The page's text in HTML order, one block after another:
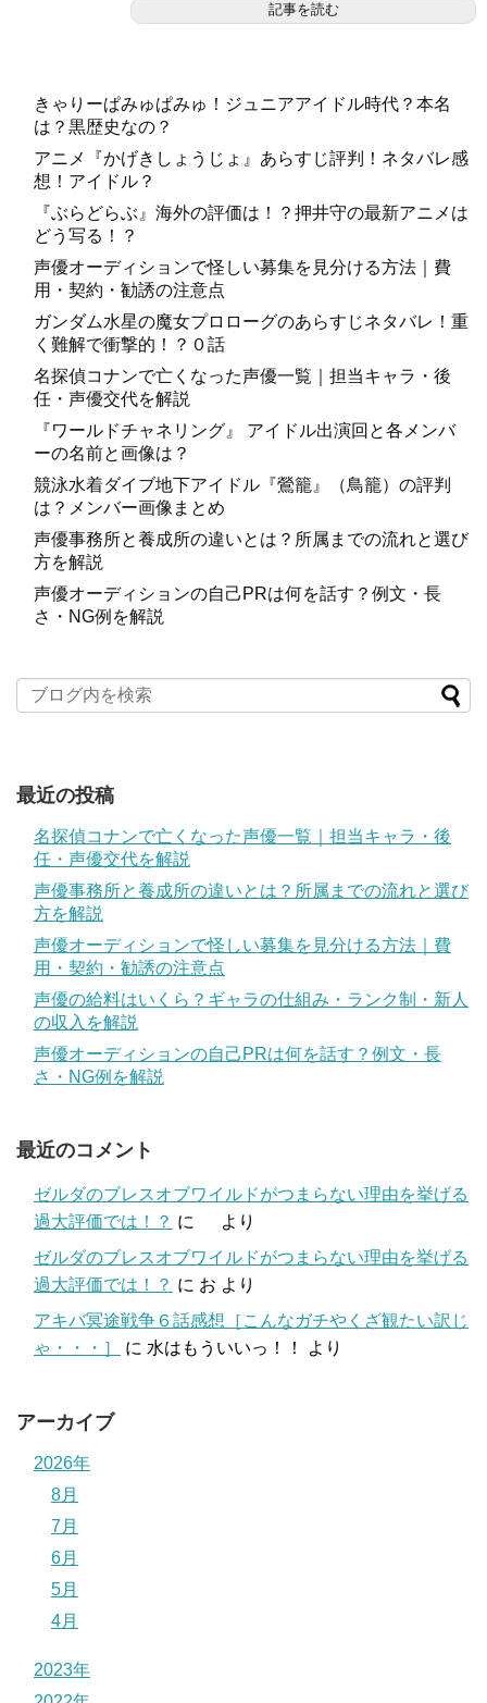
記事を読む
きゃりーぱみゅぱみゅ！ジュニアアイドル時代？本名
は？黒歴史なの？
アニメ『かげきしょうじょ』あらすじ評判！ネタバレ感
想！アイドル？
『ぶらどらぶ』海外の評価は！？押井守の最新アニメは
どう写る！？
声優オーディションで怪しい募集を見分ける方法｜費
用・契約・勧誘の注意点
ガンダム水星の魔女プロローグのあらすじネタバレ！重
く難解で衝撃的！？０話
名探偵コナンで亡くなった声優一覧｜担当キャラ・後
任・声優交代を解説
『ワールドチャネリング』 アイドル出演回と各メンバ
ーの名前と画像は？
競泳水着ダイブ地下アイドル『鶯籠』（鳥籠）の評判
は？メンバー画像まとめ
声優事務所と養成所の違いとは？所属までの流れと選び
方を解説
声優オーディションの自己PRは何を話す？例文・長
さ・NG例を解説
最近の投稿
名探偵コナンで亡くなった声優一覧｜担当キャラ・後
任・声優交代を解説
声優事務所と養成所の違いとは？所属までの流れと選び
方を解説
声優オーディションで怪しい募集を見分ける方法｜費
用・契約・勧誘の注意点
声優の給料はいくら？ギャラの仕組み・ランク制・新人
の収入を解説
声優オーディションの自己PRは何を話す？例文・長
さ・NG例を解説
最近のコメント
ゼルダのブレスオブワイルドがつまらない理由を挙げる
過大評価では！？ に
より
ゼルダのブレスオブワイルドがつまらない理由を挙げる
過大評価では！？ に お より
アキバ冥途戦争６話感想［こんなガチやくざ観たい訳じ
ゃ・・・］
に 水はもういいっ！！ より
アーカイブ
2026年
8月
7月
6月
5月
4月
2023年